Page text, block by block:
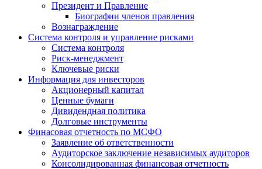
Президент и Правление
Биографии членов правления
Вознаграждение
Система контроля и управление рисками
Система контроля
Риск-менеджмент
Ключевые риски
Информация для инвесторов
Акционерный капитал
Ценные бумаги
Дивидендная политика
Долговые инструменты
Финасовая отчетность по МСФО
Заявление об ответственности
Аудиторское заключение независимых аудиторов
Консолидированная финансовая отчетность